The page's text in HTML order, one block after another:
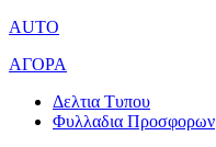
AUTO
ΑΓΟΡΑ
Δελτια Τυπου
Φυλλαδια Προσφορων